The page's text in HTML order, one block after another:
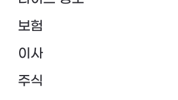
보험
이사
주식